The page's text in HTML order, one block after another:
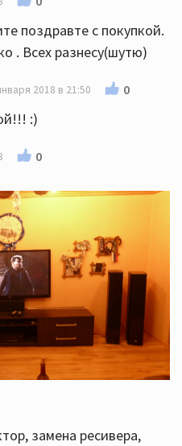
поздравте с покупкой.
. Всех разнесу(шутю)
2018 в 21:50 0
:)
0
замена ресивера,